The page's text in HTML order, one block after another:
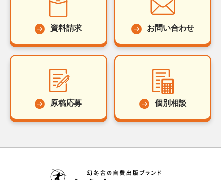
資料請求 お問い合わせ
原稿応募 個別相談